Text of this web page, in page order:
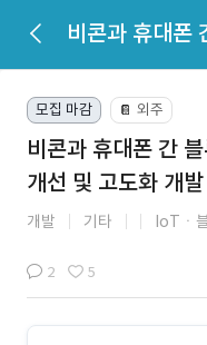
모집 마감 📔 외주
비콘과 휴대폰 간
개선 및 고도화 개발
개발 기타 IoTㆍ
2 5